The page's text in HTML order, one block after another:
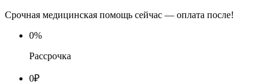
Срочная медицинская помощь сейчас — оплата после!
0%
Рассрочка
0₽